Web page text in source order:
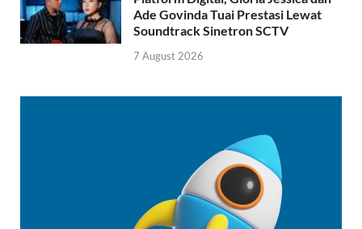
Ade Govinda Tuai Prestasi Lewat
Soundtrack Sinetron SCTV
7 August 2026